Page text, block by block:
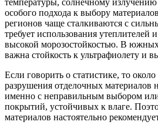
температуры, солнечному
особого подхода к выбору
регионов чаще сталкиваются с
требует использования
высокой морозостойкостью. В
важна стойкость к ультрафиолету и
Если говорить о статистике, то
разрушения отделочных материалов
именно с неправильным выбором
покрытий, устойчивых к влаге.
материалов настоятельно